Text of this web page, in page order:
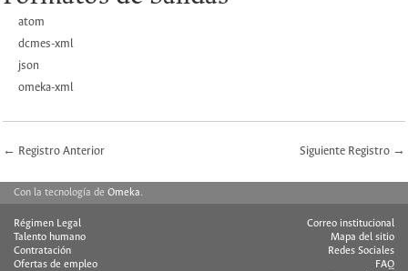
atom
dcmes-xml
json
omeka-xml
← Registro Anterior Siguiente Registro →
Con la tecnología de Omeka.
Régimen Legal
Talento humano
Contratación
Ofertas de empleo
Correo institucional
Mapa del sitio
Redes Sociales
FAQ